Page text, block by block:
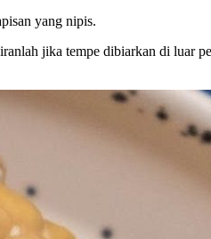
yang nipis.
jika tempe dibiarkan di luar